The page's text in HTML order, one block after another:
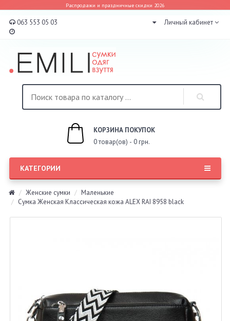
Распродажи и праздничные скидки 2026
063 553 05 03 Личный кабинет
КОРЗИНА ПОКУПОК
0 товар(ов) - 0 грн.
КАТЕГОРИИ
Женские сумки
Маленькие
Сумка Женская Классическая кожа ALEX RAI 8958 black